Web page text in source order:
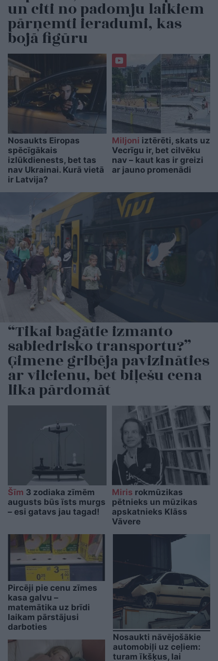
un citi no padomju laikiem
pārņemti ieradumi, kas
bojā figūru
Nosaukts Eiropas
spēcīgākais
izlūkdienests, bet tas
nav Ukrainai. Kurā vietā
ir Latvija?
Miljoni iztērēti, skats uz
Vecrīgu ir, bet cilvēku
nav – kaut kas ir greizi
ar jauno promenādi
“Tikai bagātie izmanto
sabiedrisko transportu?”
Ģimene gribēja pavizināties
ar vilcienu, bet biļešu cena
lika pārdomāt
Šīm 3 zodiaka zīmēm
augusts būs īsts murgs
– esi gatavs jau tagad!
Miris rokmūzikas
pētnieks un mūzikas
apskatnieks Klāss
Vāvere
Pircēji pie cenu zīmes
kasa galvu –
matemātika uz brīdi
laikam pārstājusi
darboties
Nosaukti nāvējošākie
automobiļi uz ceļiem:
turam īkšķus, lai